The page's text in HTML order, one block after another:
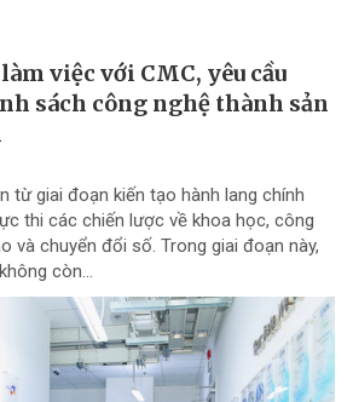
việc với CMC, yêu cầu
sách công nghệ thành sản
từ giai đoạn kiến tạo hành lang chính
thi các chiến lược về khoa học, công
và chuyển đổi số. Trong giai đoạn này,
còn...